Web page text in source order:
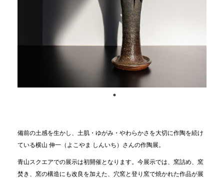
備前の土感を生かし、土肌・ゆがみ・やわらかさを大切に作陶を続け
ている横山 伸一（よこやま しんいち）さんの作陶展。
青山スクエアでの展示は初開催となります。今展示では、窯詰め、窯
焚き、窯の構造にも改良を加えた、穴窯と登り窯で焼かれた作品が展